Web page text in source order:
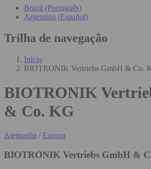
Brazil (Português)
Argentina (Español)
Trilha de navegação
Início
BIOTRONIK Vertriebs GmbH & Co.
BIOTRONIK
& Co. KG
Alemanha / Europa
BIOTRONIK Vertriebs GmbH &